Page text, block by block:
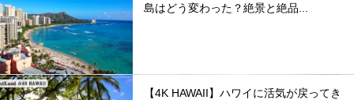
島はどう変わった？絶景と絶品...
【4K HAWAII】ハワイに活気が戻ってき